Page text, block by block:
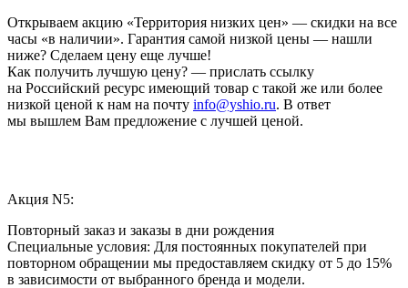
Открываем акцию «Территория низких цен» — скидки на все
часы «в наличии». Гарантия самой низкой цены — нашли
ниже? Сделаем цену еще лучше!
Как получить лучшую цену? — прислать ссылку
на Российский ресурс имеющий товар с такой же или более
низкой ценой к нам на почту info@yshio.ru. В ответ
мы вышлем Вам предложение с лучшей ценой.
Акция N5:
Повторный заказ и заказы в дни рождения
Специальные условия: Для постоянных покупателей при
повторном обращении мы предоставляем скидку от 5 до 15%
в зависимости от выбранного бренда и модели.